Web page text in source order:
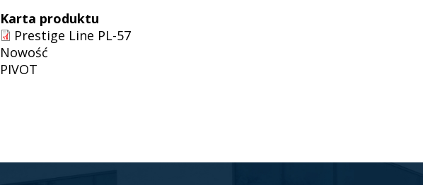
Karta produktu
Prestige Line PL-57
Nowość
PIVOT